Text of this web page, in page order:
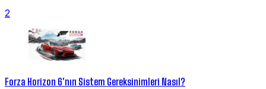
2
Forza Horizon 6'nın Sistem Gereksinimleri Nasıl?